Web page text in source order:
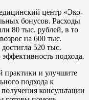
центр «Эко-
бонусов. Расходы
80 тыс. рублей, в то
на 600 тыс.
520 тыс.
подхода.
практики и улучшите
подхода к
консультации